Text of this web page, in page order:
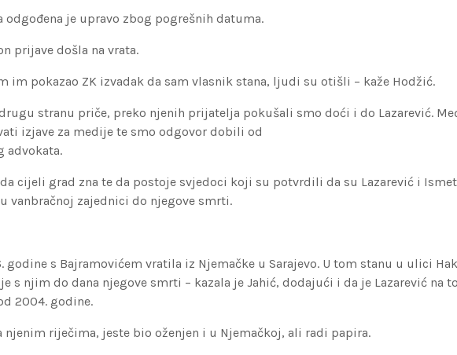
odgođena je upravo zbog pogrešnih datuma.
prijave došla na vrata.
im pokazao ZK izvadak da sam vlasnik stana, ljudi su otišli – kaže Hodžić.
stranu priče, preko njenih prijatelja pokušali smo doći i do Lazarević.
izjave za medije te smo odgovor dobili od
advokata.
da cijeli grad zna te da postoje svjedoci koji su potvrdili da su Lazarević i Ismet
vanbračnoj zajednici do njegove smrti.
godine s Bajramovićem vratila iz Njemačke u Sarajevo. U tom stanu u ulici
s njim do dana njegove smrti – kazala je Jahić, dodajući i da je Lazarević na
2004. godine.
njenim riječima, jeste bio oženjen i u Njemačkoj, ali radi papira.